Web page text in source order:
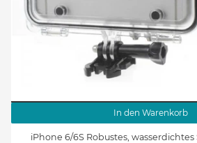
In den Warenkorb
iPhone 6/6S Robustes,